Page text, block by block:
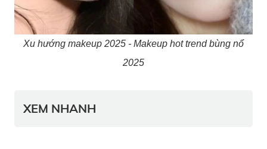
Xu hướng makeup 2025 - Makeup hot trend bùng nổ
2025
XEM NHANH